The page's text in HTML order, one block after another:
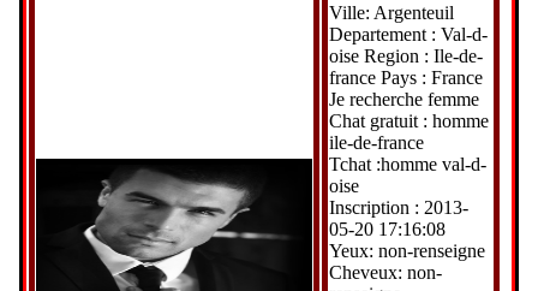
Ville: Argenteuil
Departement : Val-d-
oise Region : Ile-de-
france Pays : France
Je recherche femme
Chat gratuit : homme
ile-de-france
Tchat :homme val-d-
oise
Inscription : 2013-
05-20 17:16:08
Yeux: non-renseigne
Cheveux: non-